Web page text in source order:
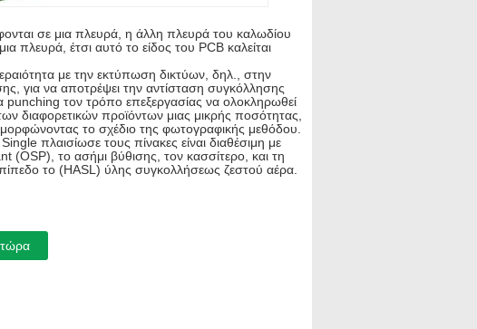
σε μια πλευρά, η άλλη πλευρά του καλωδίου
πλευρά, έτσι αυτό το είδος του PCB καλείται
με την εκτύπωση δικτύων, δηλ., στην
για να αποτρέψει την αντίσταση συγκόλλησης
punching τον τρόπο επεξεργασίας να ολοκληρωθεί
διαφορετικών προϊόντων μιας μικρής ποσότητας,
το σχέδιο της φωτογραφικής μεθόδου.
πλαισίωσε τους πίνακες είναι διαθέσιμη με
(OSP), το ασήμι βύθισης, τον κασσίτερο, και τη
το (HASL) ύλης συγκολλήσεως ζεστού αέρα.